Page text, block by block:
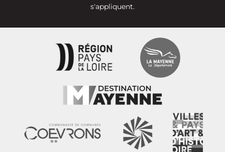
s'appliquent.